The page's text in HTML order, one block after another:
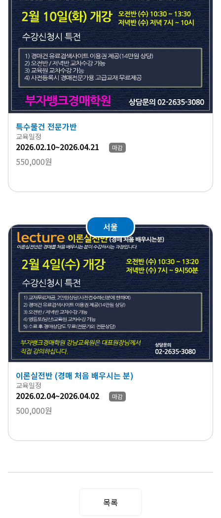
특수물건 전문가반
교육일정
2026.02.10~2026.04.21 마감
550,000원
서울
이론실전반 (경매 처음 배우시는 분)
교육일정
2026.02.04~2026.04.02 마감
500,000원
목록